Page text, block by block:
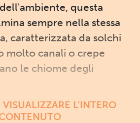
questa
sempre nella stessa
caratterizzata da solchi
molto canali o crepe
le chiome degli
VISUALIZZARE L'INTERO